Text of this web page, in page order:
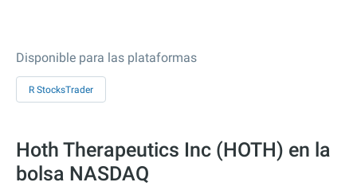
Disponible para las plataformas
R StocksTrader
Hoth Therapeutics Inc (HOTH) en la
bolsa NASDAQ